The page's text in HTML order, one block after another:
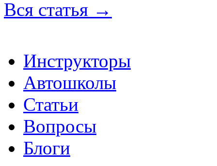
Вся статья →
Инструкторы
Автошколы
Статьи
Вопросы
Блоги